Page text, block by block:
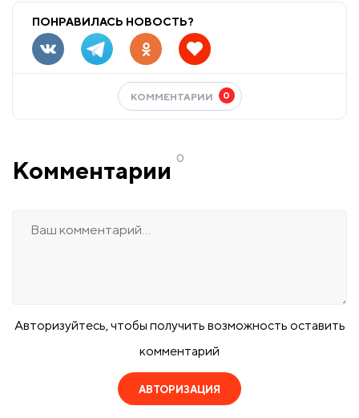
ПОНРАВИЛАСЬ НОВОСТЬ?
КОММЕНТАРИИ 0
Комментарии 0
Авторизуйтесь, чтобы получить возможность оставить
комментарий
АВТОРИЗАЦИЯ